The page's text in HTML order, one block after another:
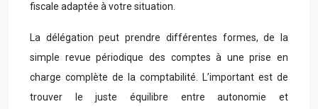
fiscale adaptée à votre situation.
La délégation peut prendre différentes formes, de la
simple revue périodique des comptes à une prise en
charge complète de la comptabilité. L’important est de
trouver le juste équilibre entre autonomie et